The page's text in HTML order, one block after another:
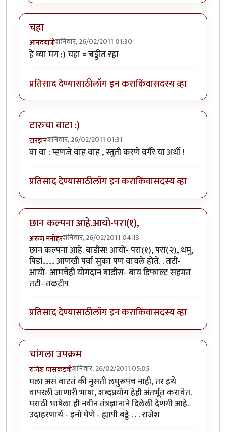
चहा
आनंदयात्रीशनिवार, 26/02/2011 01:30
हे घ्या मग ;) चहा =चड्डीत रहा
प्रतिसाद देण्यासाठीलॉग इन कराकिंवासदस्य व्हा
टारुचा वाटा :)
टारझनशनिवार, 26/02/2011 01:31
वा वा : म्हणजे वाह वाह , स्तुती करणे वगैरे या अर्थी !
प्रतिसाद देण्यासाठीलॉग इन कराकिंवासदस्य व्हा
छान कल्पना आहे.आयो-परा(१),
अरुण मनोहरशनिवार, 26/02/2011 04:13
छान कल्पना आहे. बाडीस! आयो- परा(१), परा(२), धमु,
पिडां........ आणखी पर्वा सुका पण वाचले होते. . तटी-
आयो- आमचेही योगदान बाडीस- बाय डिफाल्ट सहमत
तटी- तळटीप
प्रतिसाद देण्यासाठीलॉग इन कराकिंवासदस्य व्हा
चांगला उपक्रम
राजेश घासकडवीशनिवार, 26/02/2011 05:05
मला असं वाटतं की नुसती लघुरूपंच नाही, तर इथे
वापरली जाणारी भाषा, शब्दप्रयोग हेही अंतर्भूत करावेत.
मराठी भाषेला ही नवीन तंत्रज्ञानाने दिलेली देणगी आहे.
उदाहरणार्थ - इनो घेणे - ह्यापी बड्डे . . . राजेश